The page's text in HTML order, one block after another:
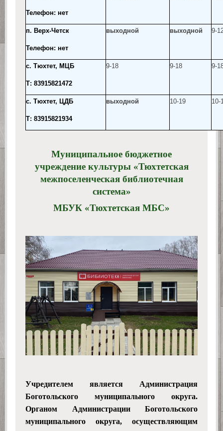
Телефон: нет
п. Верх-Четск
Телефон: нет
выходной выходной 9-
с. Тюхтет, МЦБ
Т: 83915821472
9-18 9-18 9-
с. Тюхтет, ЦДБ
Т: 83915821934
выходной 10-19 10-
Муниципальное бюджетное
учреждение культуры «Тюхтетская
межпоселенческая библиотечная
система»
МБУК «Тюхтетская МБС»
Учредителем является Администрация
Боготольского муниципального округа.
Органом Администрации Боготольского
муниципального округа, осуществляющим